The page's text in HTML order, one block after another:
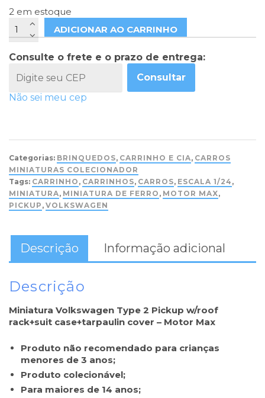
2 em estoque
ADICIONAR AO CARRINHO
Consulte o frete e o prazo de entrega:
Consultar
Não sei meu cep
Categorias: BRINQUEDOS, CARRINHO E CIA, CARROS
MINIATURAS COLECIONADOR
Tags: CARRINHO , CARRINHOS, CARROS, ESCALA 1/24 ,
MINIATURA, MINIATURA DE FERRO , MOTOR MAX,
PICKUP , VOLKSWAGEN
Descrição Informação adicional
Descrição
Miniatura Volkswagen Type 2 Pickup w/roof
rack+suit case+tarpaulin cover – Motor Max
Produto não recomendado para crianças
menores de 3 anos;
Produto colecionável;
Para maiores de 14 anos;